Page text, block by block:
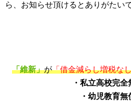
ら、お知らせ頂けるとありがたい
「維新」が「借金減らし増税な
・私立高校完全
・幼児教育無